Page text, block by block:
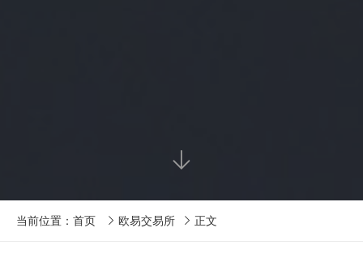

当前位置： 首页  欧易交易所  正文